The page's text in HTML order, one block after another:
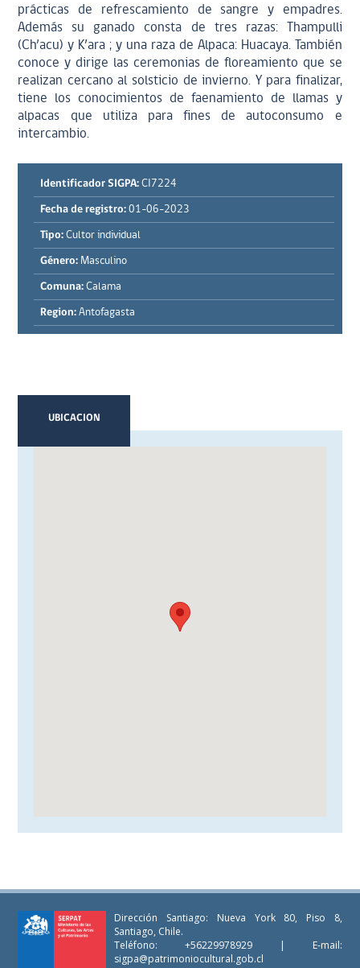
prácticas de refrescamiento de sangre y empadres.
Además su ganado consta de tres razas: Thampulli
(Ch’acu) y K’ara ; y una raza de Alpaca: Huacaya. También
conoce y dirige las ceremonias de floreamiento que se
realizan cercano al solsticio de invierno. Y para finalizar,
tiene los conocimientos de faenamiento de llamas y
alpacas que utiliza para fines de autoconsumo e
intercambio.
Identificador SIGPA: CI7224
Fecha de registro: 01-06-2023
Tipo: Cultor individual
Género: Masculino
Comuna: Calama
Region: Antofagasta
UBICACION
Dirección Santiago: Nueva York 80, Piso 8,
Santiago, Chile.
Teléfono: +56229978929 | E-mail:
sigpa@patrimoniocultural.gob.cl